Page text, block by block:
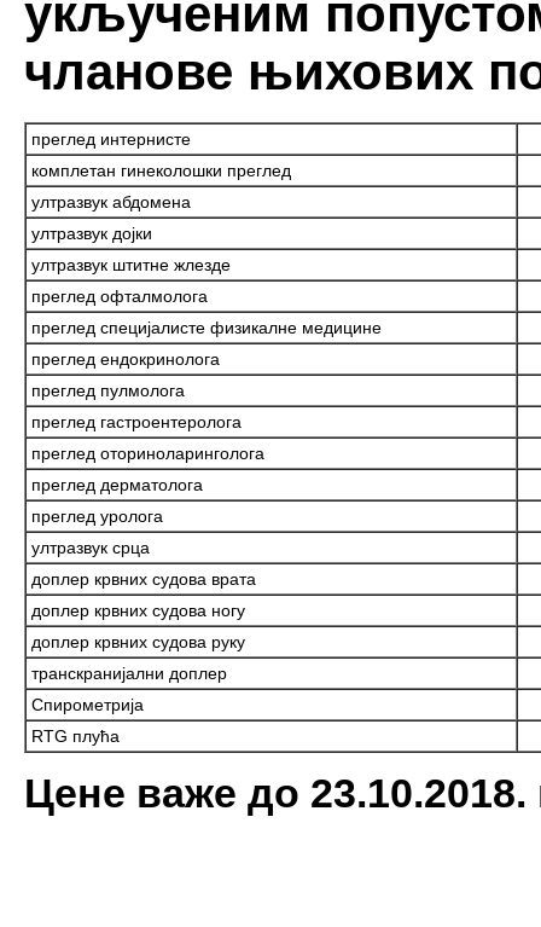
укљученим
чланове њихових
преглед интернисте
комплетан гинеколошки преглед
ултразвук абдомена
ултразвук дојки
ултразвук штитне жлезде
преглед офталмолога
преглед специјалисте физикалне медицине
преглед ендокринолога
преглед пулмолога
преглед гастроентеролога
преглед оториноларинголога
преглед дерматолога
преглед уролога
ултразвук срца
доплер крвних судова врата
доплер крвних судова ногу
доплер крвних судова руку
транскранијални доплер
Спирометрија
RTG плућа
Цене важе до 23.10.2018.